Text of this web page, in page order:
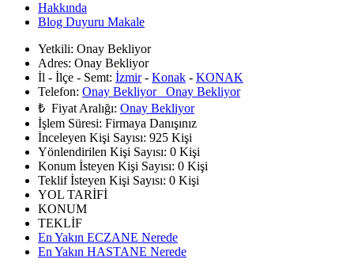
Hakkında
Blog Duyuru Makale
Yetkili: Onay Bekliyor
Adres: Onay Bekliyor
İl - İlçe - Semt: İzmir- Konak - KONAK
Telefon: Onay Bekliyor Onay Bekliyor
₺ Fiyat Aralığı: Onay Bekliyor
İşlem Süresi: Firmaya Danışınız
İnceleyen Kişi Sayısı: 925 Kişi
Yönlendirilen Kişi Sayısı: 0 Kişi
Konum İsteyen Kişi Sayısı: 0 Kişi
Teklif İsteyen Kişi Sayısı: 0 Kişi
YOL TARİFİ
KONUM
TEKLİF
En Yakın ECZANE Nerede
En Yakın HASTANE Nerede